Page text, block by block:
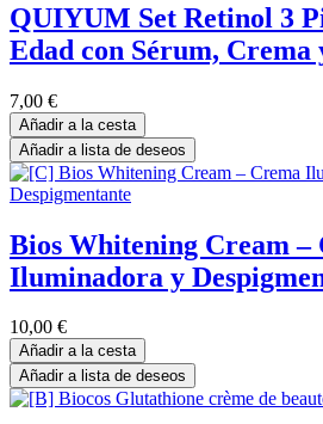
QUIYUM Set Retinol 3
Edad con Sérum, Crema
7,00 €
Añadir a la cesta
Añadir a lista de deseos
Bios Whitening Cream –
Iluminadora y
10,00 €
Añadir a la cesta
Añadir a lista de deseos